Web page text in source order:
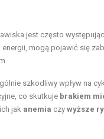
jest często
mogą pojawić się
szkodliwy wpływ na
co skutkuje brakiem
jak anemia czy wyższe